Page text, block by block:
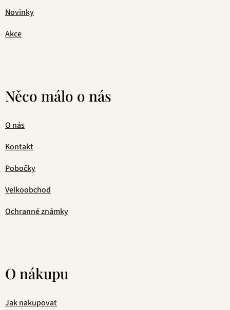
Novinky
Akce
Něco málo o nás
O nás
Kontakt
Pobočky
Velkoobchod
Ochranné známky
O nákupu
Jak nakupovat